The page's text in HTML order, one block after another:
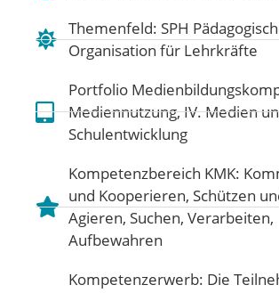
Themenfeld: SPH
Organisation für Lehrkräfte
Portfolio
Mediennutzung,IV. Medien
Schulentwicklung
Kompetenzbereich KMK:
und Kooperieren, Schützen
Agieren, Suchen, Verarbeiten,
Aufbewahren
Kompetenzerwerb: Die